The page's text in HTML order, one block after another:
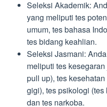
Seleksi Akademik:
yang meliputi tes
umum, tes bahasa
tes bidang keahlian.
Seleksi Jasmani:
meliputi tes
pull up), tes
gigi), tes psikologi
dan tes narkoba.